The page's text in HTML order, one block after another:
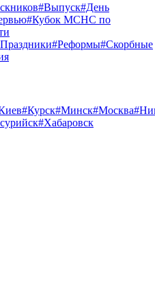
#Выпуск#День
#Кубок МСНС по
#Реформы#Скорбные
#Курск#Минск#Москва
#Хабаровск